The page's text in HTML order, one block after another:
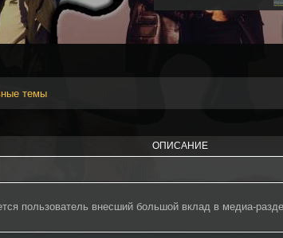
темы
ОПИСАНИЕ
пользователь внесший большой вклад в медиа-